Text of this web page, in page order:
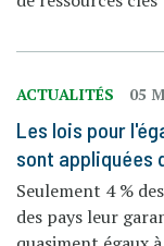
ACTUALITÉS 05
Les lois pour
sont appliquées
Seulement 4 %
des pays leur